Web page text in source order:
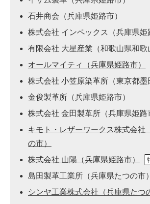
石井商会（兵庫県姫路市）
株式会社 インペックス（兵庫県姫
有限会社 大星産業（和歌山県和歌
オールマイティ（兵庫県姫路市）
株式会社 小笠原染革所（東京都墨
金俊製革所（兵庫県姫路市）
株式会社 金田製革所（兵庫県姫路
キモト・レザーワークス株式会社
の市）
株式会社 山陽（兵庫県姫路市）
島田製革工業所（兵庫県たつの市）
シンヤ工業株式会社（兵庫県たつ